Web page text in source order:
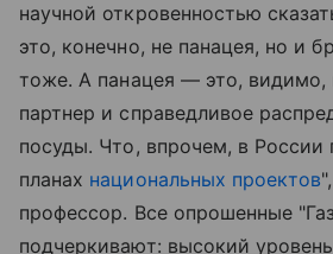
научной откровенностью
это, конечно, не панацея, но и
тоже. А панацея — это, видимо,
партнер и справедливое
посуды. Что, впрочем, в России
планах национальных проектов
профессор. Все опрошенные
подчеркивают: высокий